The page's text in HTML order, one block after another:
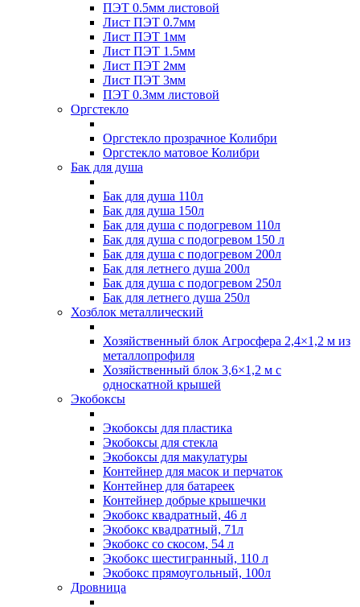
ПЭТ 0.5мм листовой
Лист ПЭТ 0.7мм
Лист ПЭТ 1мм
Лист ПЭТ 1.5мм
Лист ПЭТ 2мм
Лист ПЭТ 3мм
ПЭТ 0.3мм листовой
Оргстекло
Оргстекло прозрачное Колибри
Оргстекло матовое Колибри
Бак для душа
Бак для душа 110л
Бак для душа 150л
Бак для душа с подогревом 110л
Бак для душа с подогревом 150 л
Бак для душа с подогревом 200л
Бак для летнего душа 200л
Бак для душа с подогревом 250л
Бак для летнего душа 250л
Хозблок металлический
Хозяйственный блок Агросфера 2,4×1,2 м из
металлопрофиля
Хозяйственный блок 3,6×1,2 м с
односкатной крышей
Экобоксы
Экобоксы для пластика
Экобоксы для стекла
Экобоксы для макулатуры
Контейнер для масок и перчаток
Контейнер для батареек
Контейнер добрые крышечки
Экобокс квадратный, 46 л
Экобокс квадратный, 71л
Экобокс со скосом, 54 л
Экобокс шестигранный, 110 л
Экобокс прямоугольный, 100л
Дровница